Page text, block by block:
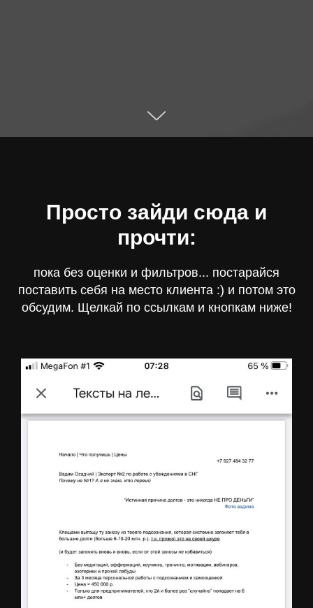
Просто зайди сюда и
прочти:
пока без оценки и фильтров... постарайся
поставить себя на место клиента :) и потом это
обсудим. Щелкай по ссылкам и кнопкам ниже!